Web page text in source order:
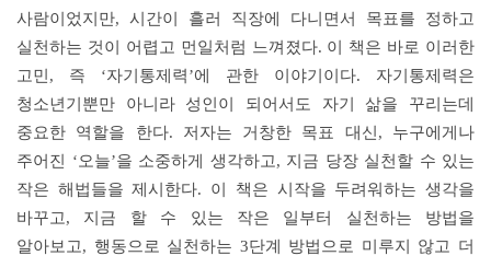
사람이었지만, 시간이 흘러 직장에 다니면서 목표를 정하고
실천하는 것이 어렵고 먼일처럼 느껴졌다. 이 책은 바로 이러한
고민 , 즉 ‘자기통제력’에 관한 이야기이다. 자기통제력은
청소년기뿐만 아니라 성인이 되어서도 자기 삶을 꾸리는데
중요한 역할을 한다. 저자는 거창한 목표 대신 , 누구에게나
주어진 ‘오늘’을 소중하게 생각하고, 지금 당장 실천할 수 있는
작은 해법들을 제시한다. 이 책은 시작을 두려워하는 생각을
바꾸고, 지금 할 수 있는 작은 일부터 실천하는 방법을
알아보고, 행동으로 실천하는 3단계 방법으로 미루지 않고 더